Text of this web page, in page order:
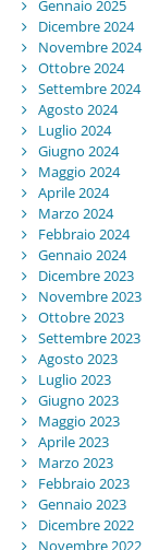
Gennaio 2025
Dicembre 2024
Novembre 2024
Ottobre 2024
Settembre 2024
Agosto 2024
Luglio 2024
Giugno 2024
Maggio 2024
Aprile 2024
Marzo 2024
Febbraio 2024
Gennaio 2024
Dicembre 2023
Novembre 2023
Ottobre 2023
Settembre 2023
Agosto 2023
Luglio 2023
Giugno 2023
Maggio 2023
Aprile 2023
Marzo 2023
Febbraio 2023
Gennaio 2023
Dicembre 2022
Novembre 2022